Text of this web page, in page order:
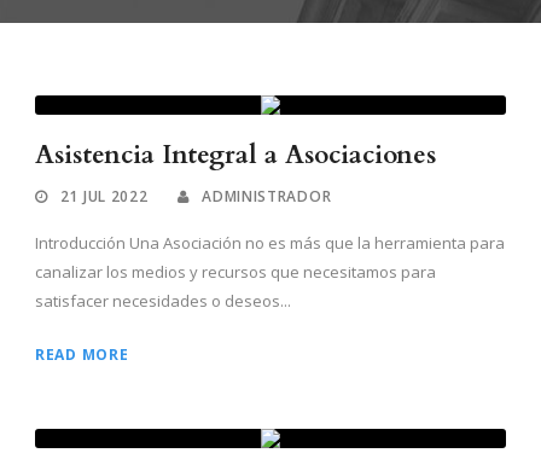
Asistencia Integral a Asociaciones
21 JUL 2022 ADMINISTRADOR
Introducción Una Asociación no es más que la herramienta para
canalizar los medios y recursos que necesitamos para
satisfacer necesidades o deseos...
READ MORE